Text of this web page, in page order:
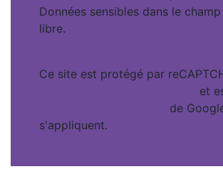
Données sensibles dans le
libre.
Ce site est protégé par
et
de
s'appliquent.